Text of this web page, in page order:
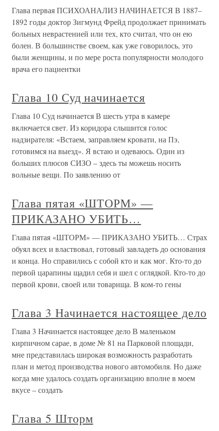
Глава первая ПСИХОАНАЛИЗ НАЧИНАЕТСЯ В 1887–
1892 годы доктор Зигмунд Фрейд продолжает принимать
больных неврастенией или тех, кто считал, что он ею
болен. В большинстве своем, как уже говорилось, это
были женщины, и по мере роста популярности молодого
врача его пациентки
Глава 10 Суд начинается
Глава 10 Суд начинается В шесть утра в камере
включается свет. Из коридора слышится голос
надзирателя: «Встаем, заправляем кровати, на Пэ,
готовимся на выезд». Я встаю и одеваюсь. Один из
больших плюсов СИЗО – здесь ты можешь носить
вольные вещи. По заявлению от
Глава пятая «ШТОРМ» —
ПРИКАЗАНО УБИТЬ…
Глава пятая «ШТОРМ» — ПРИКАЗАНО УБИТЬ… Страх
обуял всех и властвовал, готовый завладеть до основания
и конца. Но справились с собой кто и как мог. Кто-то до
первой царапины щадил себя и шел с оглядкой. Кто-то до
первой крови, своей или товарища. В ком-то гены
Глава 3 Начинается настоящее дело
Глава 3 Начинается настоящее дело В маленьком
кирпичном сарае, в доме № 81 на Парковой площади,
мне представилась широкая возможность разработать
план и метод производства нового автомобиля. Но даже
когда мне удалось создать организацию вполне в моем
вкусе – создать
Глава 5 Шторм